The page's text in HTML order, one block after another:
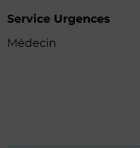
Service Urgences
Médecin